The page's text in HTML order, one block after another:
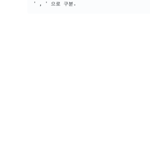
' , ' 으로 구분.